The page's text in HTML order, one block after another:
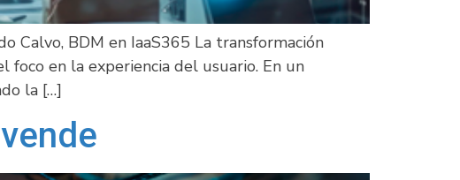
BDM en IaaS365 La transformación
en la experiencia del usuario. En un
la […]